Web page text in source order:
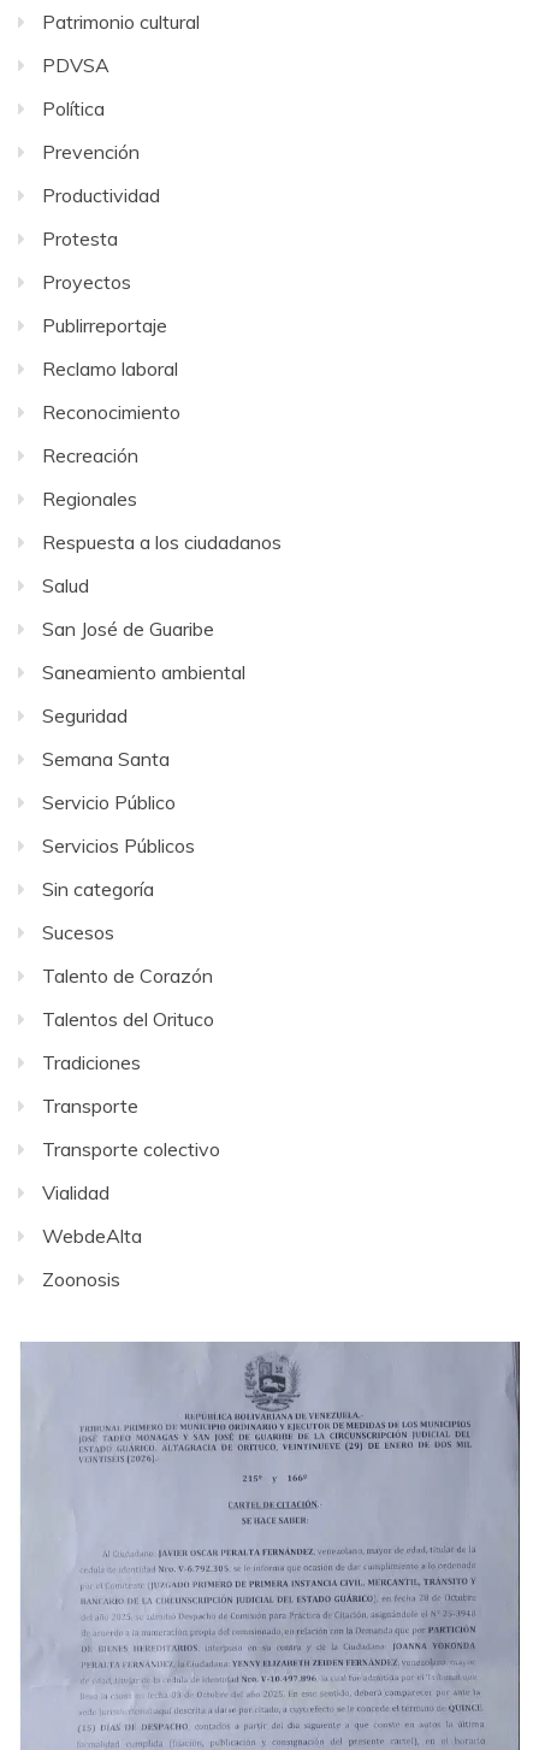
Patrimonio cultural
PDVSA
Política
Prevención
Productividad
Protesta
Proyectos
Publirreportaje
Reclamo laboral
Reconocimiento
Recreación
Regionales
Respuesta a los ciudadanos
Salud
San José de Guaribe
Saneamiento ambiental
Seguridad
Semana Santa
Servicio Público
Servicios Públicos
Sin categoría
Sucesos
Talento de Corazón
Talentos del Orituco
Tradiciones
Transporte
Transporte colectivo
Vialidad
WebdeAlta
Zoonosis